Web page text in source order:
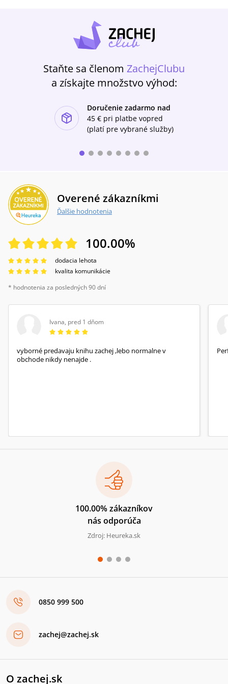
komplikovanější, než se na první pohled
zdá.Literární předloha úspěšného seriálu
Babylon Berlin
Staňte sa členom ZachejClubu
a získajte množstvo výhod:
Doručenie zadarmo nad
45 € pri platbe vopred
(platí pre vybrané služby)
Overené zákazníkmi
Ďalšie hodnotenia
100.00%
dodacia lehota
kvalita komunikácie
* hodnotenia za posledných 90 dní
Ivana, pred 1 dňom
vyborné predavaju knihu zachej ,lebo normalne v
obchode nikdy nenajde .
100.00% zákazníkov
nás odporúča
Zdroj: Heureka.sk
0850 999 500
zachej@zachej.sk
O zachej.sk